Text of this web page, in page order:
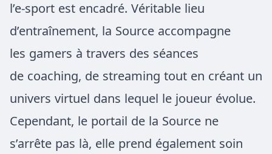
l’e-sport est encadré. Véritable lieu
d’entraînement, la Source accompagne
les gamers à travers des séances
de coaching, de streaming tout en créant un
univers virtuel dans lequel le joueur évolue.
Cependant, le portail de la Source ne
s’arrête pas là, elle prend également soin